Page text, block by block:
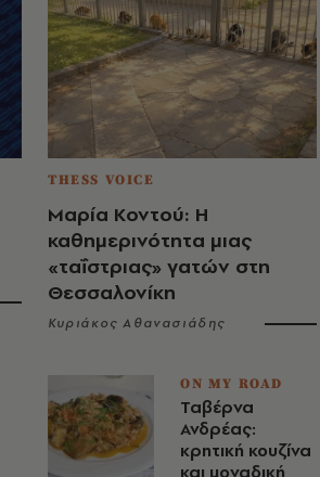
THESS VOICE
Μαρία Κοντού: Η
καθημερινότητα μιας
«ταΐστριας» γατών στη
Θεσσαλονίκη
Κυριάκος Αθανασιάδης
ON MY ROAD
Ταβέρνα
Ανδρέας:
κρητική κουζίνα
και μοναδική